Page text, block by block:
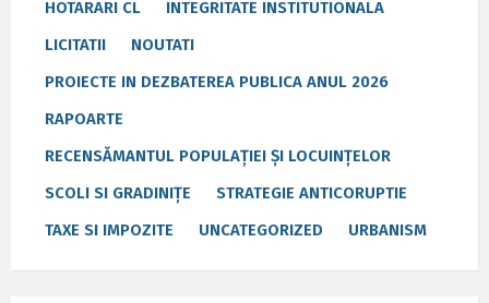
HOTARARI CL
INTEGRITATE INSTITUTIONALA
LICITATII
NOUTATI
PROIECTE IN DEZBATEREA PUBLICA ANUL 2026
RAPOARTE
RECENSĂMANTUL POPULAȚIEI ȘI LOCUINȚELOR
SCOLI SI GRADINIȚE
STRATEGIE ANTICORUPTIE
TAXE SI IMPOZITE
UNCATEGORIZED URBANISM